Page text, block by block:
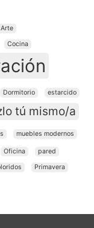
Arte
Cocina
Dormitorio estarcido
tú mismo/a
muebles modernos
Oficina
pared
Primavera